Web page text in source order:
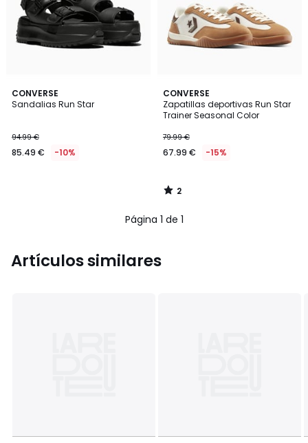
CONVERSE
Sandalias Run Star
94.99 €
85.49 € -10%
CONVERSE
Zapatillas deportivas Run Star
Trainer Seasonal Color
79.99 €
67.99 € -15%
2
/
5
2
/
Página 1 de 1
Artículos similares